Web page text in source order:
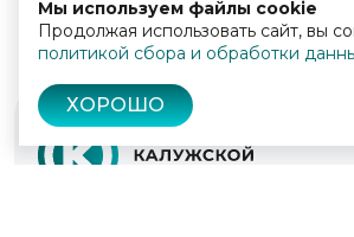
Мы используем файлы cookie
Продолжая использовать сайт, вы
политикой сбора и обработки
ХОРОШО